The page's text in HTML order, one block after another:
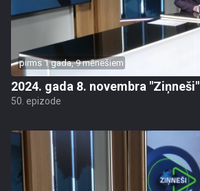
pirms 1 gada, 9 mēnešiem
2024. gada 8. novembra "Ziņneši"
50. epizode